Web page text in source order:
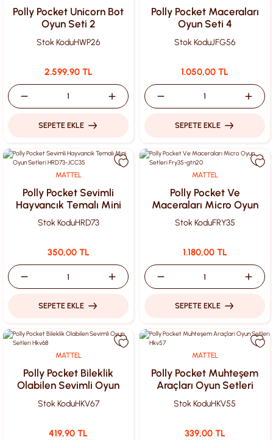
Polly Pocket Unicorn Bot
Oyun Seti 2
Stok KoduHWP26
2.599,90 TL
SEPETE EKLE
Polly Pocket Maceraları
Oyun Seti 4
Stok KoduJFG56
1.050,00 TL
SEPETE EKLE
MATTEL
Polly Pocket Sevimli
Hayvancık Temalı Mini
Oyun Setleri HRD73-
JCC35
Stok KoduHRD73
350,00 TL
SEPETE EKLE
MATTEL
Polly Pocket Ve
Maceraları Micro Oyun
Setleri Fry35-gtn20
Stok KoduFRY35
1.180,00 TL
SEPETE EKLE
MATTEL
Polly Pocket Bileklik
Olabilen Sevimli Oyun
Setleri Hkv68
Stok KoduHKV67
419,90 TL
MATTEL
Polly Pocket Muhteşem
Araçları Oyun Setleri
Hkv57
Stok KoduHKV55
339,00 TL